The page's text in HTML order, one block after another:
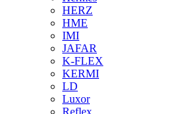
HERZ
HME
IMI
JAFAR
K-FLEX
KERMI
LD
Luxor
Reflex